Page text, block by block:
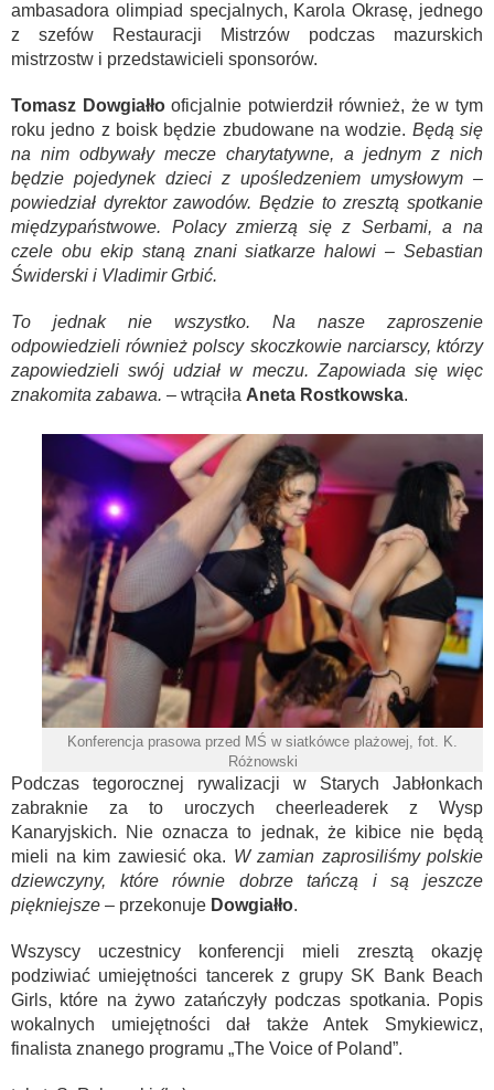
ambasadora olimpiad specjalnych, Karola Okrasę, jednego
z szefów Restauracji Mistrzów podczas mazurskich
mistrzostw i przedstawicieli sponsorów.
Tomasz Dowgiałłooficjalnie potwierdził również, że w tym
roku jedno z boisk będzie zbudowane na wodzie. Będą się
na nim odbywały mecze charytatywne, a jednym z nich
będzie pojedynek dzieci z upośledzeniem umysłowym –
powiedział dyrektor zawodów. Będzie to zresztą spotkanie
międzypaństwowe. Polacy zmierzą się z Serbami, a na
czele obu ekip staną znani siatkarze halowi – Sebastian
Świderski i Vladimir Grbić.
To jednak nie wszystko. Na nasze zaproszenie
odpowiedzieli również polscy skoczkowie narciarscy, którzy
zapowiedzieli swój udział w meczu. Zapowiada się więc
znakomita zabawa. – wtrąciła Aneta Rostkowska.
Konferencja prasowa przed MŚ w siatkówce plażowej, fot. K.
Różnowski
Podczas tegorocznej rywalizacji w Starych Jabłonkach
zabraknie za to uroczych cheerleaderek z Wysp
Kanaryjskich. Nie oznacza to jednak, że kibice nie będą
mieli na kim zawiesić oka. W zamian zaprosiliśmy polskie
dziewczyny, które równie dobrze tańczą i są jeszcze
piękniejsze – przekonuje Dowgiałło.
Wszyscy uczestnicy konferencji mieli zresztą okazję
podziwiać umiejętności tancerek z grupy SK Bank Beach
Girls, które na żywo zatańczyły podczas spotkania. Popis
wokalnych umiejętności dał także Antek Smykiewicz,
finalista znanego programu „The Voice of Poland”.